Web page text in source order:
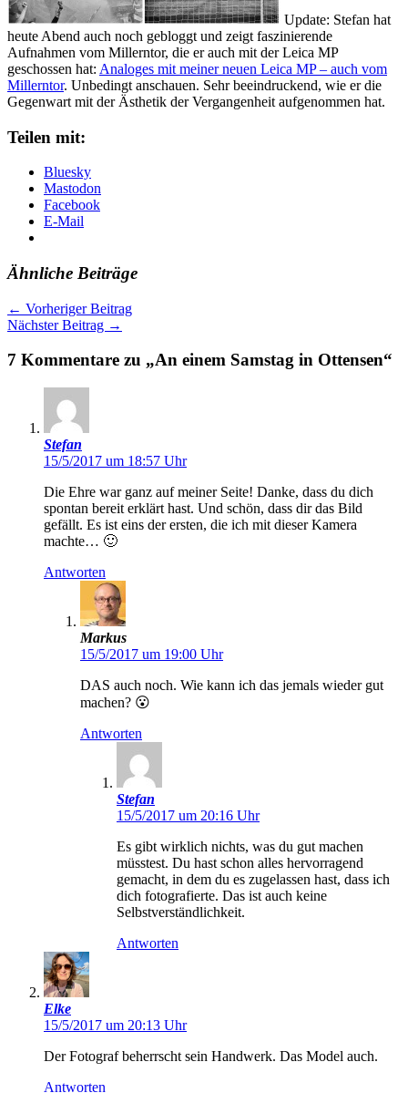
Update: Stefan hat
heute Abend auch noch gebloggt und zeigt faszinierende
Aufnahmen vom Millerntor, die er auch mit der Leica MP
geschossen hat: Analoges mit meiner neuen Leica MP – auch vom
Millerntor. Unbedingt anschauen. Sehr beeindruckend, wie er die
Gegenwart mit der Ästhetik der Vergangenheit aufgenommen hat.
Teilen mit:
Bluesky
Mastodon
Facebook
E-Mail
Ähnliche Beiträge
← Vorheriger Beitrag
Nächster Beitrag →
7 Kommentare zu „An einem Samstag in Ottensen“
Stefan
15/5/2017 um 18:57 Uhr
Die Ehre war ganz auf meiner Seite! Danke, dass du dich
spontan bereit erklärt hast. Und schön, dass dir das Bild
gefällt. Es ist eins der ersten, die ich mit dieser Kamera
machte… 🙂
Antworten
Markus
15/5/2017 um 19:00 Uhr
DAS auch noch. Wie kann ich das jemals wieder gut
machen? 😮
Antworten
Stefan
15/5/2017 um 20:16 Uhr
Es gibt wirklich nichts, was du gut machen
müsstest. Du hast schon alles hervorragend
gemacht, in dem du es zugelassen hast, dass ich
dich fotografierte. Das ist auch keine
Selbstverständlichkeit.
Antworten
Elke
15/5/2017 um 20:13 Uhr
Der Fotograf beherrscht sein Handwerk. Das Model auch.
Antworten